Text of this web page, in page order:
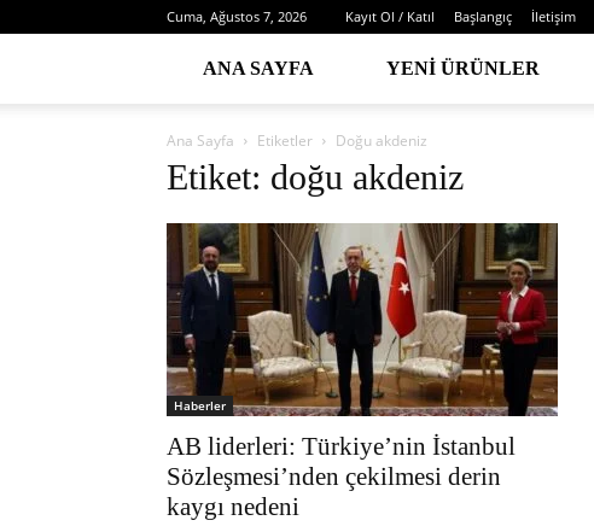
Cuma, Ağustos 7, 2026 Kayıt Ol / Katıl Başlangıç İletişim
ANA SAYFA YENI ÜRÜNLER
Ana Sayfa Etiketler Doğu akdeniz
Etiket: doğu akdeniz
Haberler
AB liderleri: Türkiye’nin İstanbul
Sözleşmesi’nden çekilmesi derin
kaygı nedeni